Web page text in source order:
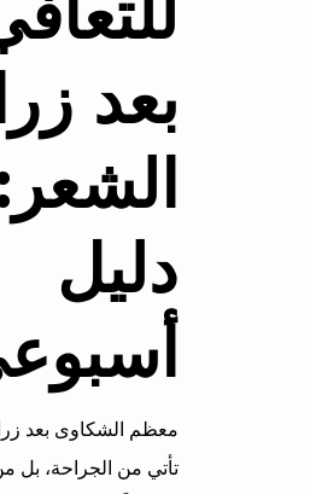
بعد
دليل
معظم الشكاوى بعد
تأتي من الجراحة، بل